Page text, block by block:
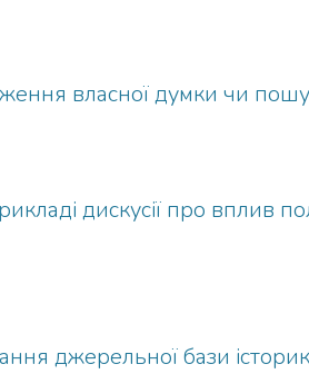
власної думки чи
дискусії про вплив
джерельної бази